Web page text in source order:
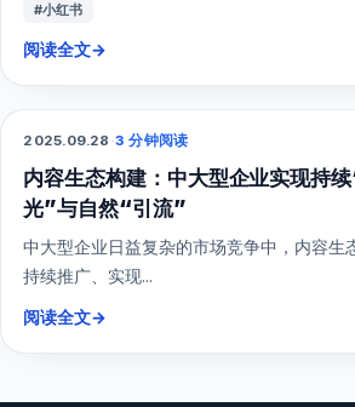
#小红书
阅读全文→
综合营销
2025.09.28 ·3 分钟阅读
内容生态构建：中大型企业实现持
光”与自然“引流”
中大型企业日益复杂的市场竞争中，内容生
持续推广、实现...
阅读全文→